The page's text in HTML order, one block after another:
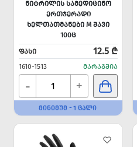
ᲜᲘᲢᲠᲘᲚᲘᲡ ᲡᲐᲛᲔᲓᲘᲪᲘᲜᲝ
ᲔᲠᲗᲯᲔᲠᲐᲓᲘ
ᲮᲔᲚᲗᲐᲗᲛᲐᲜᲔᲑᲘ M ᲨᲐᲕᲘ
100Ც
ᲤᲐᲡᲘ
12.5 ₾
1610-1513 ᲛᲐᲠᲐᲒᲨᲘᲐ
- +
ᲛᲘᲜᲘᲛᲣᲛ - 1 ᲪᲐᲚᲘ